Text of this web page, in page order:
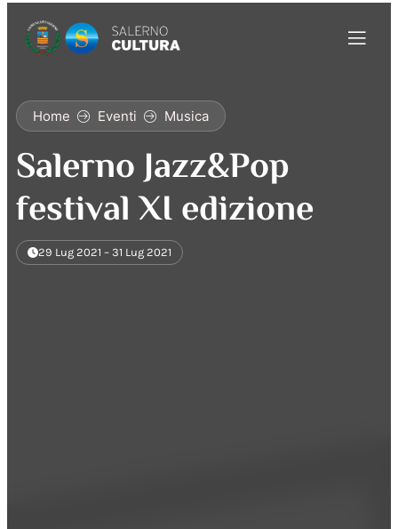
Home Eventi Musica
Salerno Jazz&Pop
festival XI edizione
29 Lug 2021 – 31 Lug 2021